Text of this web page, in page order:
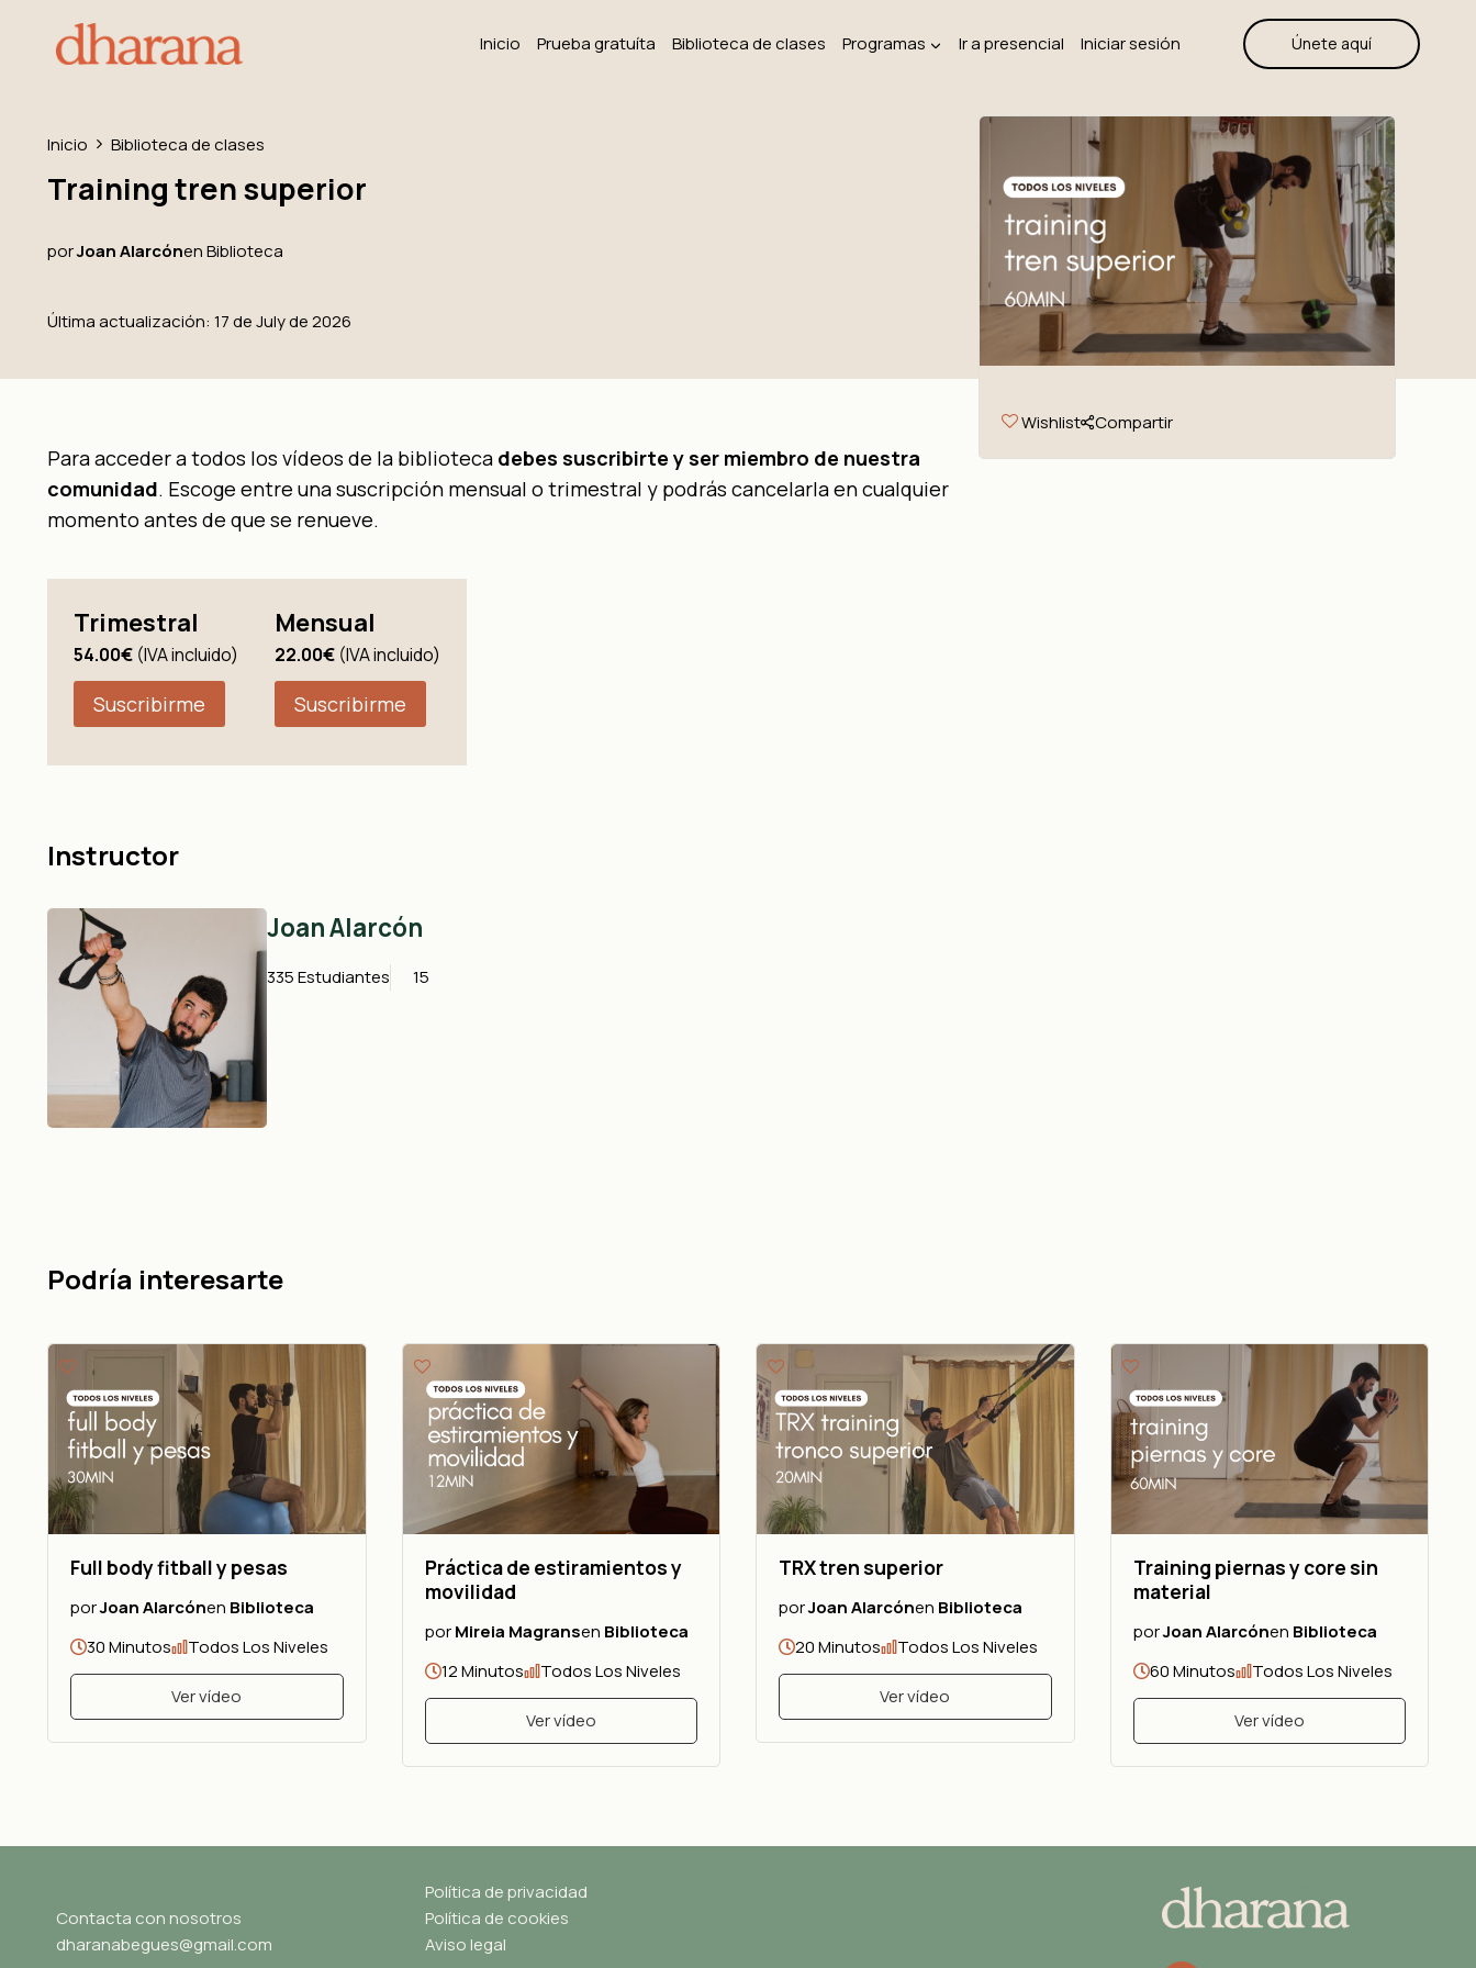
Inicio Prueba gratuíta Biblioteca de clases Programas Ir a presencial Iniciar sesión Únete aquí
Inicio Biblioteca de clases
Training tren superior
porJoan AlarcónenBiblioteca
Última actualización: 17 de July de 2026
Para acceder a todos los vídeos de la biblioteca debes suscribirte y ser miembro de nuestra
comunidad. Escoge entre una suscripción mensual o trimestral y podrás cancelarla en cualquier
momento antes de que se renueve.
Trimestral
54.00€ (IVA incluido)
Suscribirme
Mensual
22.00€ (IVA incluido)
Suscribirme
Instructor
Joan Alarcón
335 Estudiantes 15
Wishlist Compartir
Podría interesarte
Full body fitball y pesas
porJoan Alarcónen Biblioteca
30 Minutos
Todos Los Niveles
Ver vídeo
Práctica de estiramientos y
movilidad
por Mireia Magransen Biblioteca
12 Minutos
Todos Los Niveles
Ver vídeo
TRX tren superior
porJoan Alarcónen Biblioteca
20 Minutos
Todos Los Niveles
Ver vídeo
Training piernas y core sin
material
porJoan Alarcónen Biblioteca
60 Minutos
Todos Los Niveles
Ver vídeo
Contacta con nosotros
dharanabegues@gmail.com
Política de privacidad
Política de cookies
Aviso legal